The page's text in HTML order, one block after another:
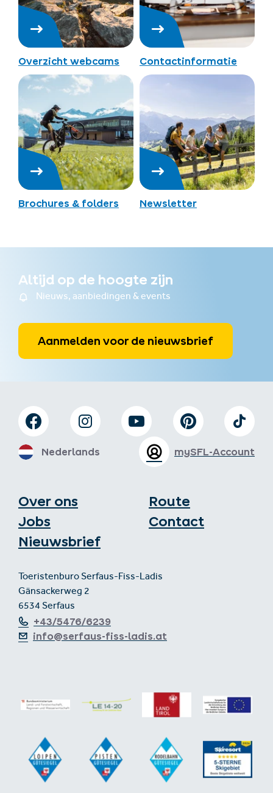
Overzicht webcams Contactinformatie
Brochures & folders Newsletter
Altijd op de hoogte zijn
Nieuws, aanbiedingen & events
Aanmelden voor de nieuwsbrief
Over ons
Jobs
Nieuwsbrief
Route
Contact
Toeristenburo Serfaus-Fiss-Ladis
Gänsackerweg 2
6534 Serfaus
+43/5476/6239
info@serfaus-fiss-ladis.at
mySFL-Account
Nederlands